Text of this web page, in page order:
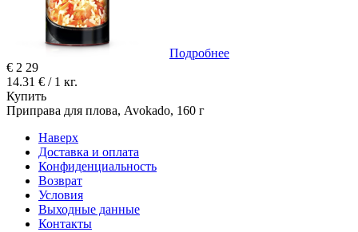
Подробнее
€ 2 29
14.31 € / 1 кг.
Купить
Приправа для плова, Avokado, 160 г
Наверх
Доставка и оплата
Конфиденциальность
Возврат
Условия
Выходные данные
Контакты